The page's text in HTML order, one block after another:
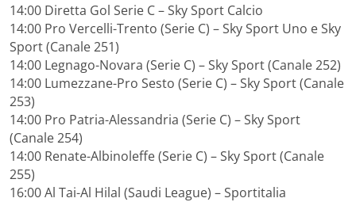
14:00 Diretta Gol Serie C – Sky Sport Calcio
14:00 Pro Vercelli-Trento (Serie C) – Sky Sport Uno e Sky
Sport (Canale 251)
14:00 Legnago-Novara (Serie C) – Sky Sport (Canale 252)
14:00 Lumezzane-Pro Sesto (Serie C) – Sky Sport (Canale
253)
14:00 Pro Patria-Alessandria (Serie C) – Sky Sport
(Canale 254)
14:00 Renate-Albinoleffe (Serie C) – Sky Sport (Canale
255)
16:00 Al Tai-Al Hilal (Saudi League) – Sportitalia